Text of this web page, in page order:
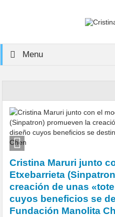
Menu
Cristina Maruri junto
Etxebarrieta
creación de unas
cuyos beneficios se
Fundación Manolita